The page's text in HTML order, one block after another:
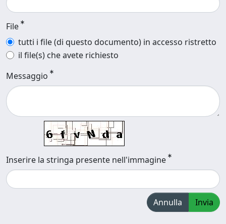
File
tutti i file (di questo documento) in accesso ristretto
il file(s) che avete richiesto
Messaggio
Inserire la stringa presente nell'immagine
Annulla Invia